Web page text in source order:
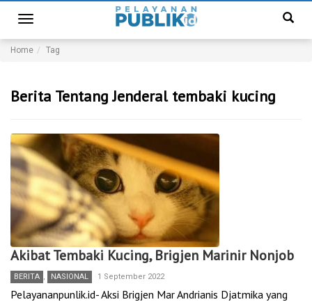
Toggle
navigation
Home Tag
Berita Tentang Jenderal tembaki kucing
Akibat Tembaki Kucing, Brigjen Marinir Nonjob
BERITA , NASIONAL 1 September 2022
Pelayananpunlik.id- Aksi Brigjen Mar Andrianis Djatmika yang